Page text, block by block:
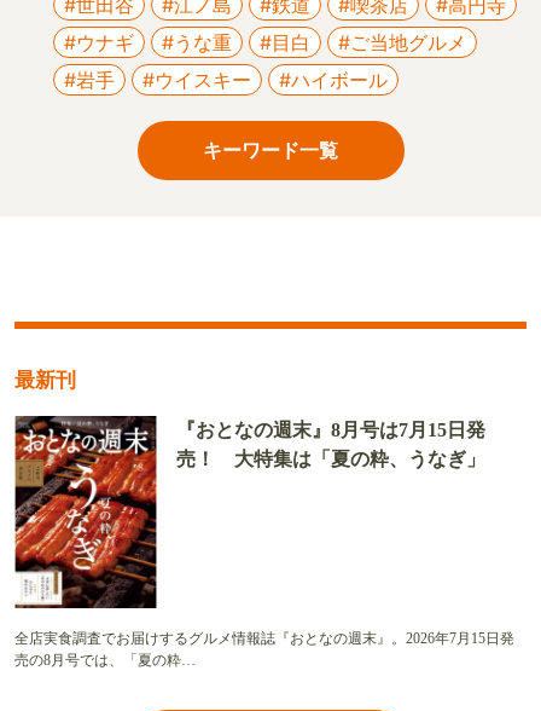
#世田谷 #江ノ島 #鉄道 #喫茶店
#高円寺
#ウナギ
#うな重 #目白
#ご当地グルメ
#岩手
#ウイスキー #ハイボール
キーワード一覧
最新刊
『おとなの週末』8月号は7月15日発
売！ 大特集は「夏の粋、うなぎ」
全店実食調査でお届けするグルメ情報誌『おとなの週末』。2026年7月15日発
売の8月号では、「夏の粋…